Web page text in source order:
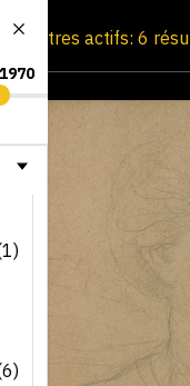
Filtres actifs: 6